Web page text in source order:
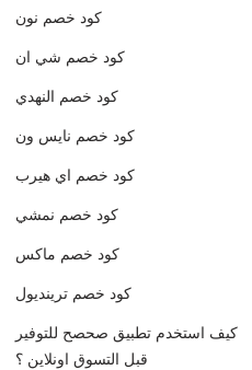
كود خصم نون
كود خصم شي ان
كود خصم النهدي
كود خصم نايس ون
كود خصم اي هيرب
كود خصم نمشي
كود خصم ماكس
كود خصم ترينديول
كيف استخدم تطبيق صحصح للتوفير
قبل التسوق اونلاين ؟